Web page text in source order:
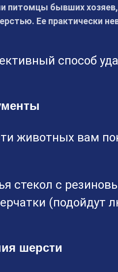
питомцы бывших
Ее практически
способ
животных вам
стекол с
(подойдут
шерсти